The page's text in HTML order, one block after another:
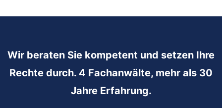
Wir beraten Sie kompetent und setzen Ihre
Rechte durch. 4 Fachanwälte, mehr als 30
Jahre Erfahrung.